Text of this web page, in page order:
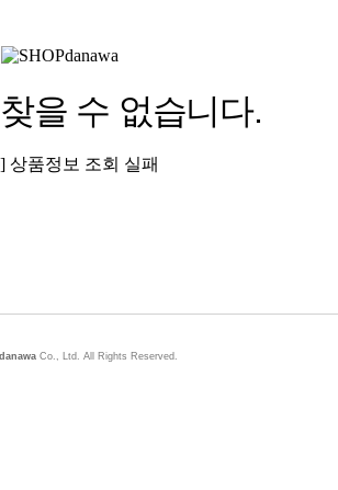
을 수 없습니다.
상품정보 조회 실패
danawaCo., Ltd. All Rights Reserved.